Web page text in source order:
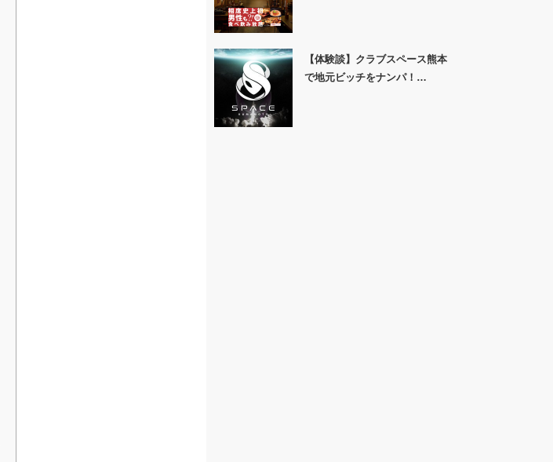
【体験談】クラブスペース熊本
で地元ビッチをナンパ！…